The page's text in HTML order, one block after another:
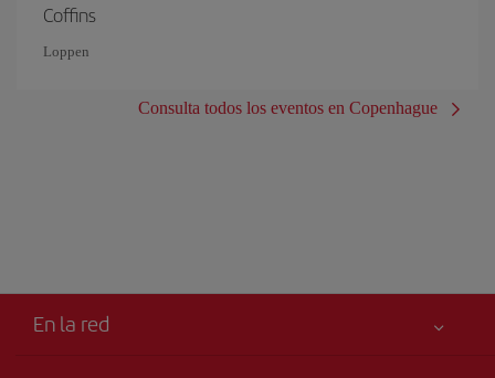
Coffins
Loppen
Consulta todos los eventos en Copenhague
En la red